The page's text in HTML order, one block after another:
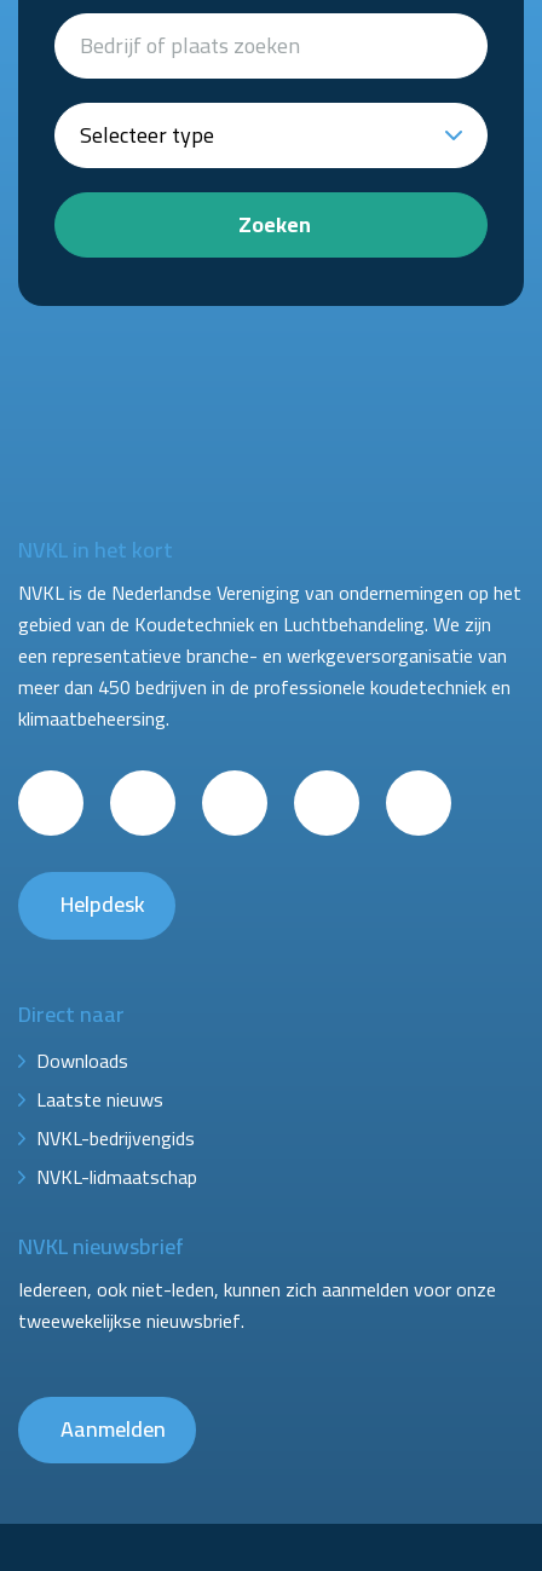
Zoeken
NVKL in het kort
NVKL is de Nederlandse Vereniging van ondernemingen op het
gebied van de Koudetechniek en Luchtbehandeling. We zijn
een representatieve branche- en werkgeversorganisatie van
meer dan 450 bedrijven in de professionele koudetechniek en
klimaatbeheersing.
Helpdesk
Direct naar
Downloads
Laatste nieuws
NVKL-bedrijvengids
NVKL-lidmaatschap
NVKL nieuwsbrief
Iedereen, ook niet-leden, kunnen zich aanmelden voor onze
tweewekelijkse nieuwsbrief.
Aanmelden